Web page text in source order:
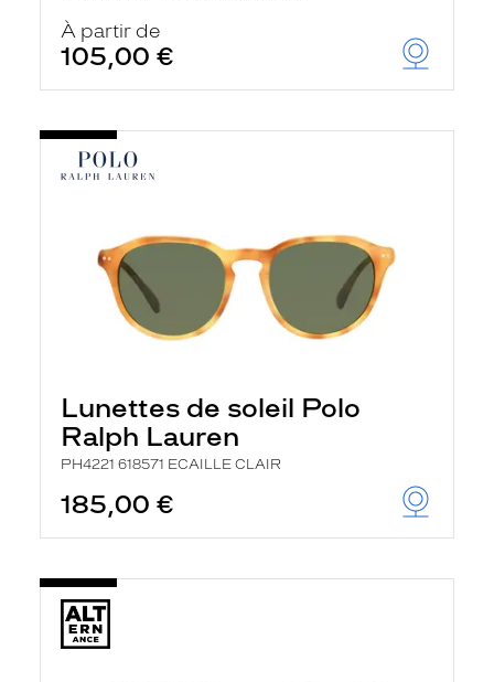
À partir de
105,00 €
Lunettes de soleil Polo
Ralph Lauren
PH4221 618571 ECAILLE CLAIR
185,00 €